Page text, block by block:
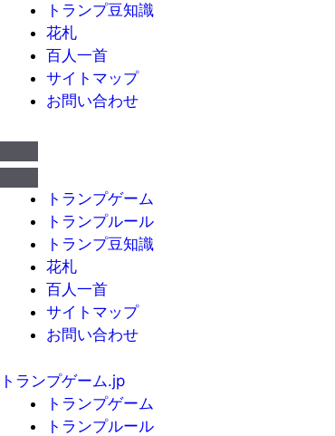
トランプ豆知識
花札
百人一首
サイトマップ
お問い合わせ
トランプゲーム
トランプルール
トランプ豆知識
花札
百人一首
サイトマップ
お問い合わせ
トランプゲーム.jp
トランプゲーム
トランプルール